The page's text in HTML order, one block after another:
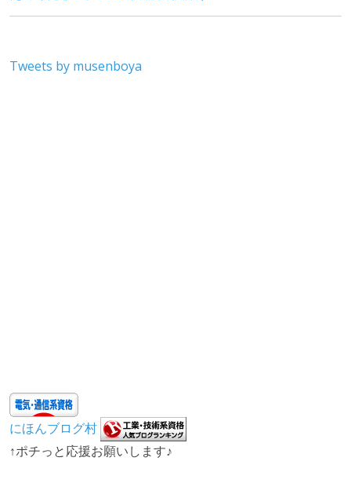
Tweets by musenboya
にほんブログ村
↑ポチっと応援お願いします♪